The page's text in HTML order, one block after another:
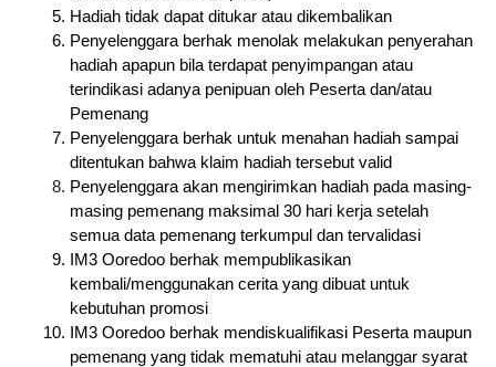
Hadiah tidak dapat ditukar atau dikembalikan
Penyelenggara berhak menolak melakukan penyerahan
hadiah apapun bila terdapat penyimpangan atau
terindikasi adanya penipuan oleh Peserta dan/atau
Pemenang
Penyelenggara berhak untuk menahan hadiah sampai
ditentukan bahwa klaim hadiah tersebut valid
Penyelenggara akan mengirimkan hadiah pada masing-
masing pemenang maksimal 30 hari kerja setelah
semua data pemenang terkumpul dan tervalidasi
IM3 Ooredoo berhak mempublikasikan
kembali/menggunakan cerita yang dibuat untuk
kebutuhan promosi
IM3 Ooredoo berhak mendiskualifikasi Peserta maupun
pemenang yang tidak mematuhi atau melanggar syarat